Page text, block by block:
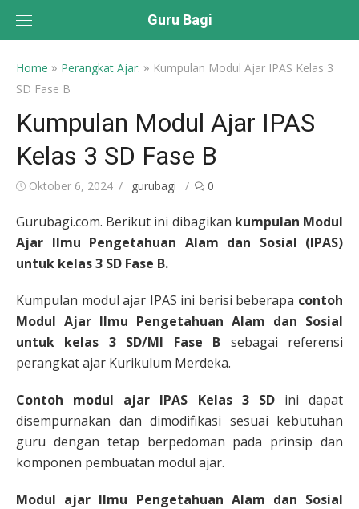
Guru Bagi
Home » Perangkat Ajar: » Kumpulan Modul Ajar IPAS Kelas 3
SD Fase B
Kumpulan Modul Ajar IPAS
Kelas 3 SD Fase B
Posted
Oktober 6, 2024 Author
gurubagi 0
Gurubagi.com. Berikut ini dibagikan kumpulan Modul
Ajar Ilmu Pengetahuan Alam dan Sosial (IPAS)
untuk kelas 3 SD Fase B.
Kumpulan modul ajar IPAS ini berisi beberapa contoh
Modul Ajar Ilmu Pengetahuan Alam dan Sosial
untuk kelas 3 SD/MI Fase B sebagai referensi
perangkat ajar Kurikulum Merdeka.
Contoh modul ajar IPAS Kelas 3 SD ini dapat
disempurnakan dan dimodifikasi sesuai kebutuhan
guru dengan tetap berpedoman pada prinsip dan
komponen pembuatan modul ajar.
Modul ajar Ilmu Pengetahuan Alam dan Sosial